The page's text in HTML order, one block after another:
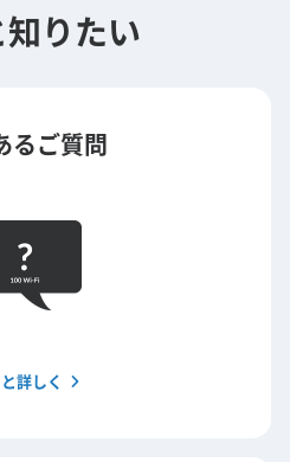
りたい
るご質問
詳しく